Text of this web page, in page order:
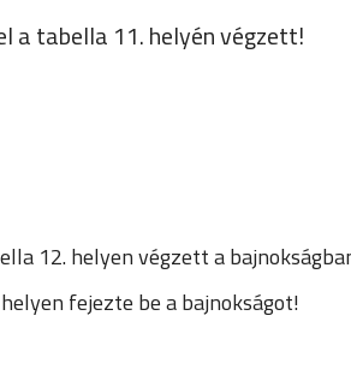
a tabella 11. helyén végzett!
12. helyen végzett a
fejezte be a bajnokságot!